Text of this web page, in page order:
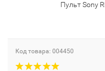
Пульт Sony
Код товара: 004450